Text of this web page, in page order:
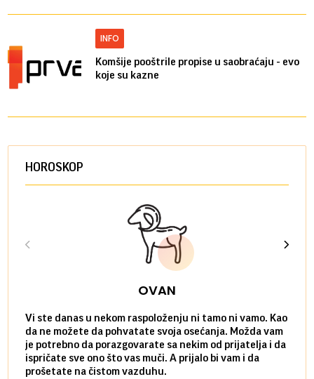
INFO
Komšije pooštrile propise u saobraćaju - evo
koje su kazne
HOROSKOP
OVAN
Vi ste danas u nekom raspoloženju ni tamo ni vamo. Kao
da ne možete da pohvatate svoja osećanja. Možda vam
je potrebno da porazgovarate sa nekim od prijatelja i da
ispričate sve ono što vas muči. A prijalo bi vam i da
prošetate na čistom vazduhu.